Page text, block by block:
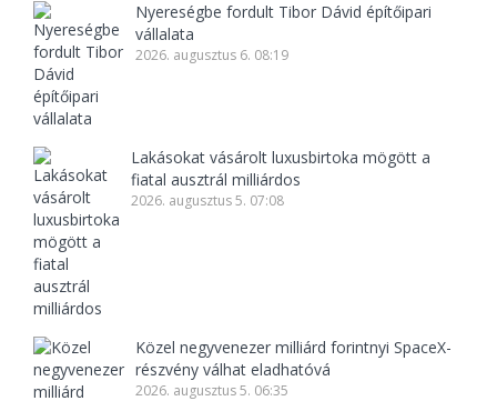
Nyereségbe fordult Tibor Dávid építőipari
vállalata
2026. augusztus 6. 08:19
Lakásokat vásárolt luxusbirtoka mögött a
fiatal ausztrál milliárdos
2026. augusztus 5. 07:08
Közel negyvenezer milliárd forintnyi SpaceX-
részvény válhat eladhatóvá
2026. augusztus 5. 06:35